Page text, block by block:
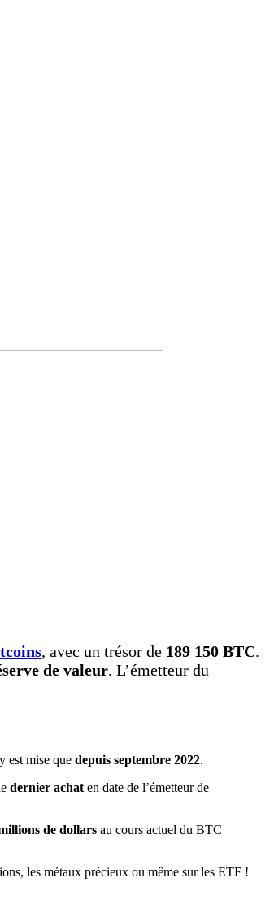
, avec un trésor de 189 150 BTC.
de valeur. L’émetteur du
est mise que depuis septembre 2022.
dernier achat en date de l’émetteur de
de dollars au cours actuel du BTC
les métaux précieux ou même sur les ETF !